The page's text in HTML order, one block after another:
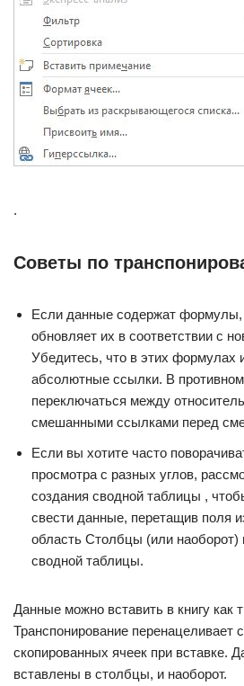
.
Советы по
Если данные содержат формулы,
обновляет их в соответствии с
Убедитесь, что в этих формулах
абсолютные ссылки. В
переключаться между
смешанными ссылками перед
Если вы хотите часто
просмотра с разных углов,
создания сводной таблицы ,
свести данные, перетащив поля
область Столбцы (или наоборот)
сводной таблицы.
Данные можно вставить в книгу как
Транспонирование перенацеливает
скопированных ячеек при вставке.
вставлены в столбцы, и наоборот.